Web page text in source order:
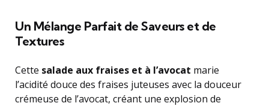
Un Mélange Parfait de Saveurs et de
Textures
Cette salade aux fraises et à l’avocat marie
l’acidité douce des fraises juteuses avec la douceur
crémeuse de l’avocat, créant une explosion de